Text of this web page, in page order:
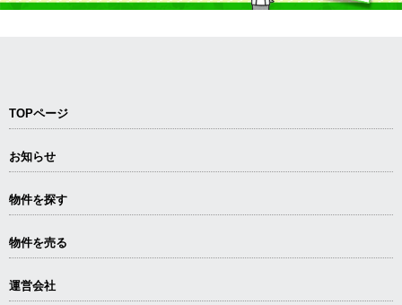
TOPページ
お知らせ
物件を探す
物件を売る
運営会社